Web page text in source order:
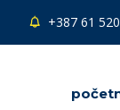
+387 61